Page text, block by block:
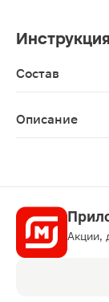
Инструкция
Состав
Описание
Акции,